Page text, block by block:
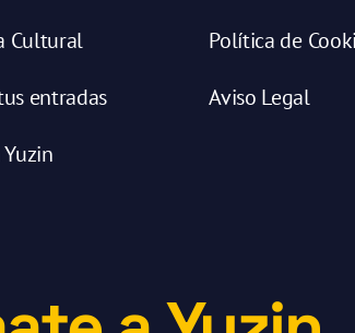
Cultural
entradas
Política de
Aviso Legal